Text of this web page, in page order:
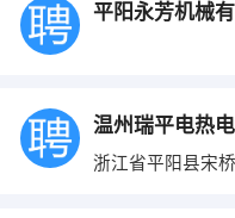
平阳永芳机械
浙江省平阳县宋